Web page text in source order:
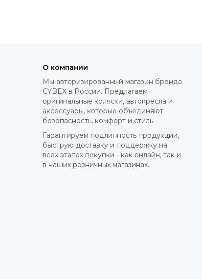
О компании
Мы авторизированный магазин бренда
CYBEX в России. Предлагаем
оригинальные коляски, автокресла и
аксессуары, которые объединяют
безопасность, комфорт и стиль.
Гарантируем подлинность продукции,
быструю доставку и поддержку на
всех этапах покупки - как онлайн, так и
в наших розничных магазинах.